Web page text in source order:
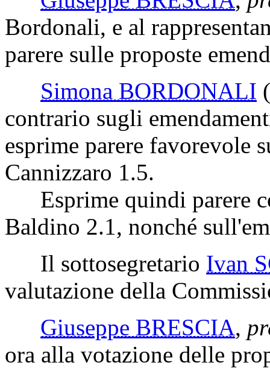
Bordonali, e al
parere sulle proposte
Simona BORDONALI
contrario sugli
esprime parere favorevole
Cannizzaro 1.5.
Esprime quindi parere
Baldino 2.1, nonché
Il sottosegretario Ivan
valutazione della
Giuseppe BRESCIA,
ora alla votazione delle